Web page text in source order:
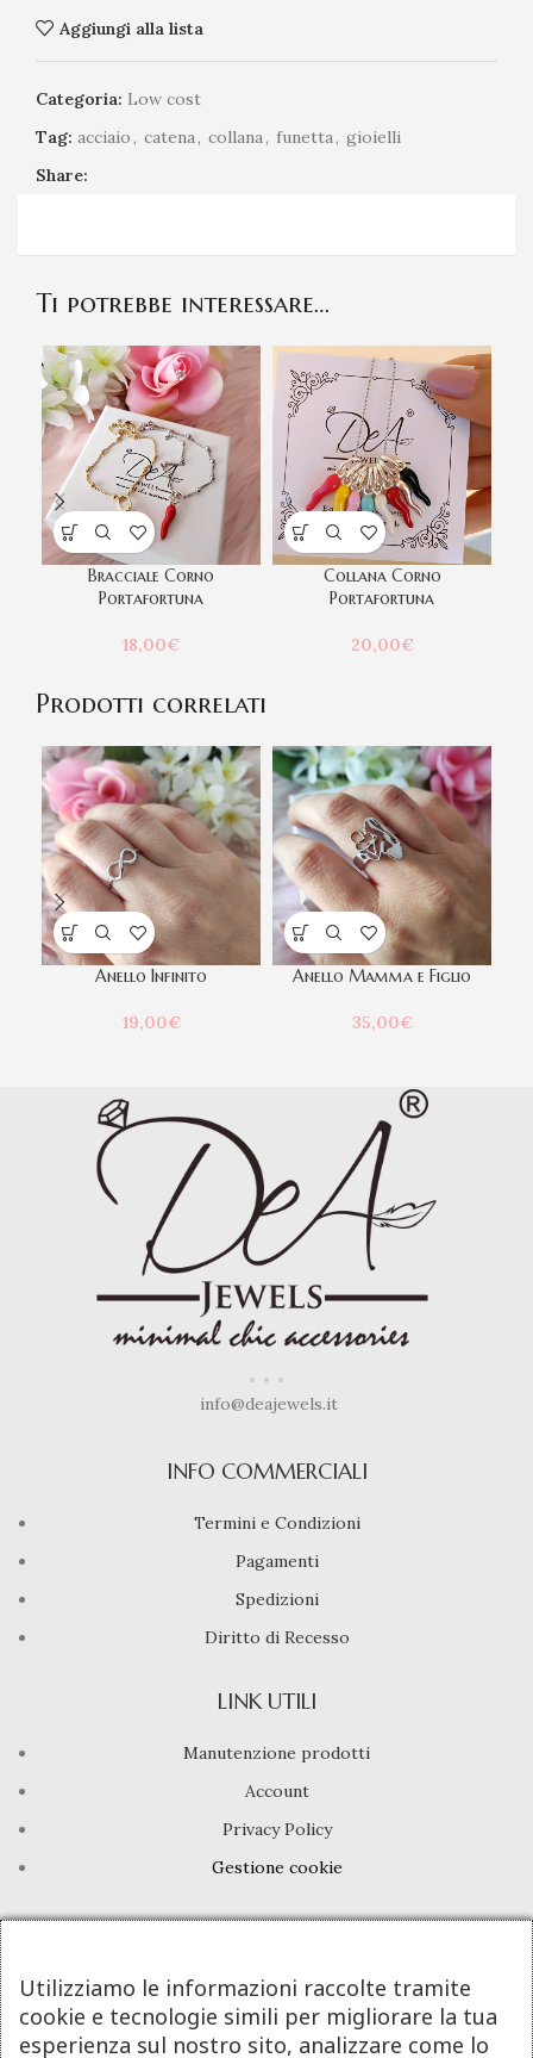
Aggiungi alla lista
Categoria: Low cost
Tag: acciaio, catena, collana, funetta, gioielli
Share:
Ti potrebbe interessare…
Bracciale Corno
Portafortuna
18,00€
Collana Corno
Portafortuna
20,00€
Prodotti correlati
Anello Infinito
19,00€
Anello Mamma e Figlio
35,00€
info@deajewels.it
INFO COMMERCIALI
Termini e Condizioni
Pagamenti
Spedizioni
Diritto di Recesso
LINK UTILI
Manutenzione prodotti
Account
Privacy Policy
Gestione cookie
INFO UTILI
Chi siamo
Dicono di noi
Utilizziamo le informazioni raccolte tramite
cookie e tecnologie simili per migliorare la tua
esperienza sul nostro sito, analizzare come lo